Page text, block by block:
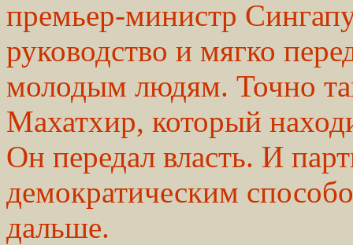
премьер-министр
руководство и мягко
молодым людям. Точно
Махатхир, который
Он передал власть. И
демократическим
дальше.